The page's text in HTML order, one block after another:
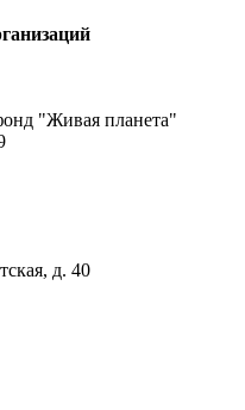
"Живая планета"
д. 40